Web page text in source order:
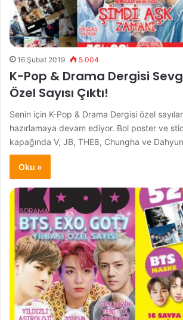
16 Şubat 2019 5.004
K-Pop & Drama Dergisi
Özel Sayısı Çıktı!
Senin için K-Pop & Drama Dergisi özel
hazırlamaya devam ediyor. Bol poster ve
kapağında V, JB, THE8, Chungha ve
Oku »